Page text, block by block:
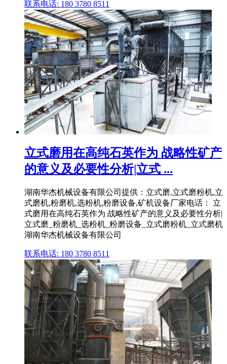
联系电话: 180 3780 8511
立式磨用在高纯石英作为 战略性矿产
的意义及必要性分析|立式 ...
湖南华杰机械设备有限公司提供：立式磨,立式磨粉机,立
式磨机,粉磨机,选粉机,粉磨设备,矿机设备厂家电话： 立
式磨用在高纯石英作为 战略性矿产的意义及必要性分析|
立式磨_粉磨机_选粉机_粉磨设备_立式磨粉机_立式磨机
湖南华杰机械设备有限公司
联系电话: 180 3780 8511